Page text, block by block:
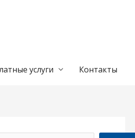
услуги Контакты